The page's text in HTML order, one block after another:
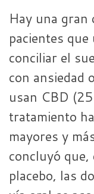
Hay una gran
pacientes
conciliar el
con ansiedad
usan CBD
tratamiento
mayores y
concluyó que,
placebo, las